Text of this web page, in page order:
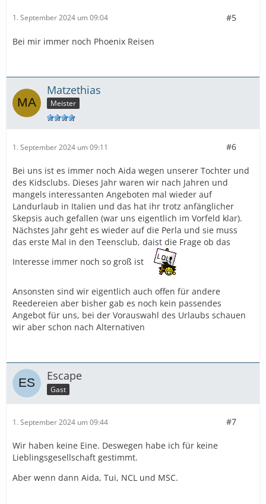
1. September 2024 um 09:04 #5
Bei mir immer noch Phoenix Reisen
Matzethias
Meister
1. September 2024 um 09:11 #6
Bei uns ist es immer noch Aida wegen unserer Tochter und
des Kidsclubs. Dieses Jahr waren wir nach Jahren und
mangels interessanten Angeboten mal wieder auf
Landurlaub in Italien und das hat ihr trotz anfänglicher
Skepsis auch gefallen (war uns eigentlich im Vorfeld klar).
Nächstes Jahr geht es wieder auf die Perla und sie muss
das erste Mal in den Teensclub, daist die Frage ob das
Interesse immer noch so groß ist
Ansonsten sind wir eigentlich auch offen für andere
Reedereien aber bisher gab es noch kein passendes
Angebot für uns, bei der Vorauswahl des Urlaubs schauen
wir aber schon nach Alternativen
Escape
Gast
1. September 2024 um 09:44 #7
Wir haben keine Eine. Deswegen habe ich für keine
Lieblingsgesellschaft gestimmt.
Aber wenn dann Aida, Tui, NCL und MSC.